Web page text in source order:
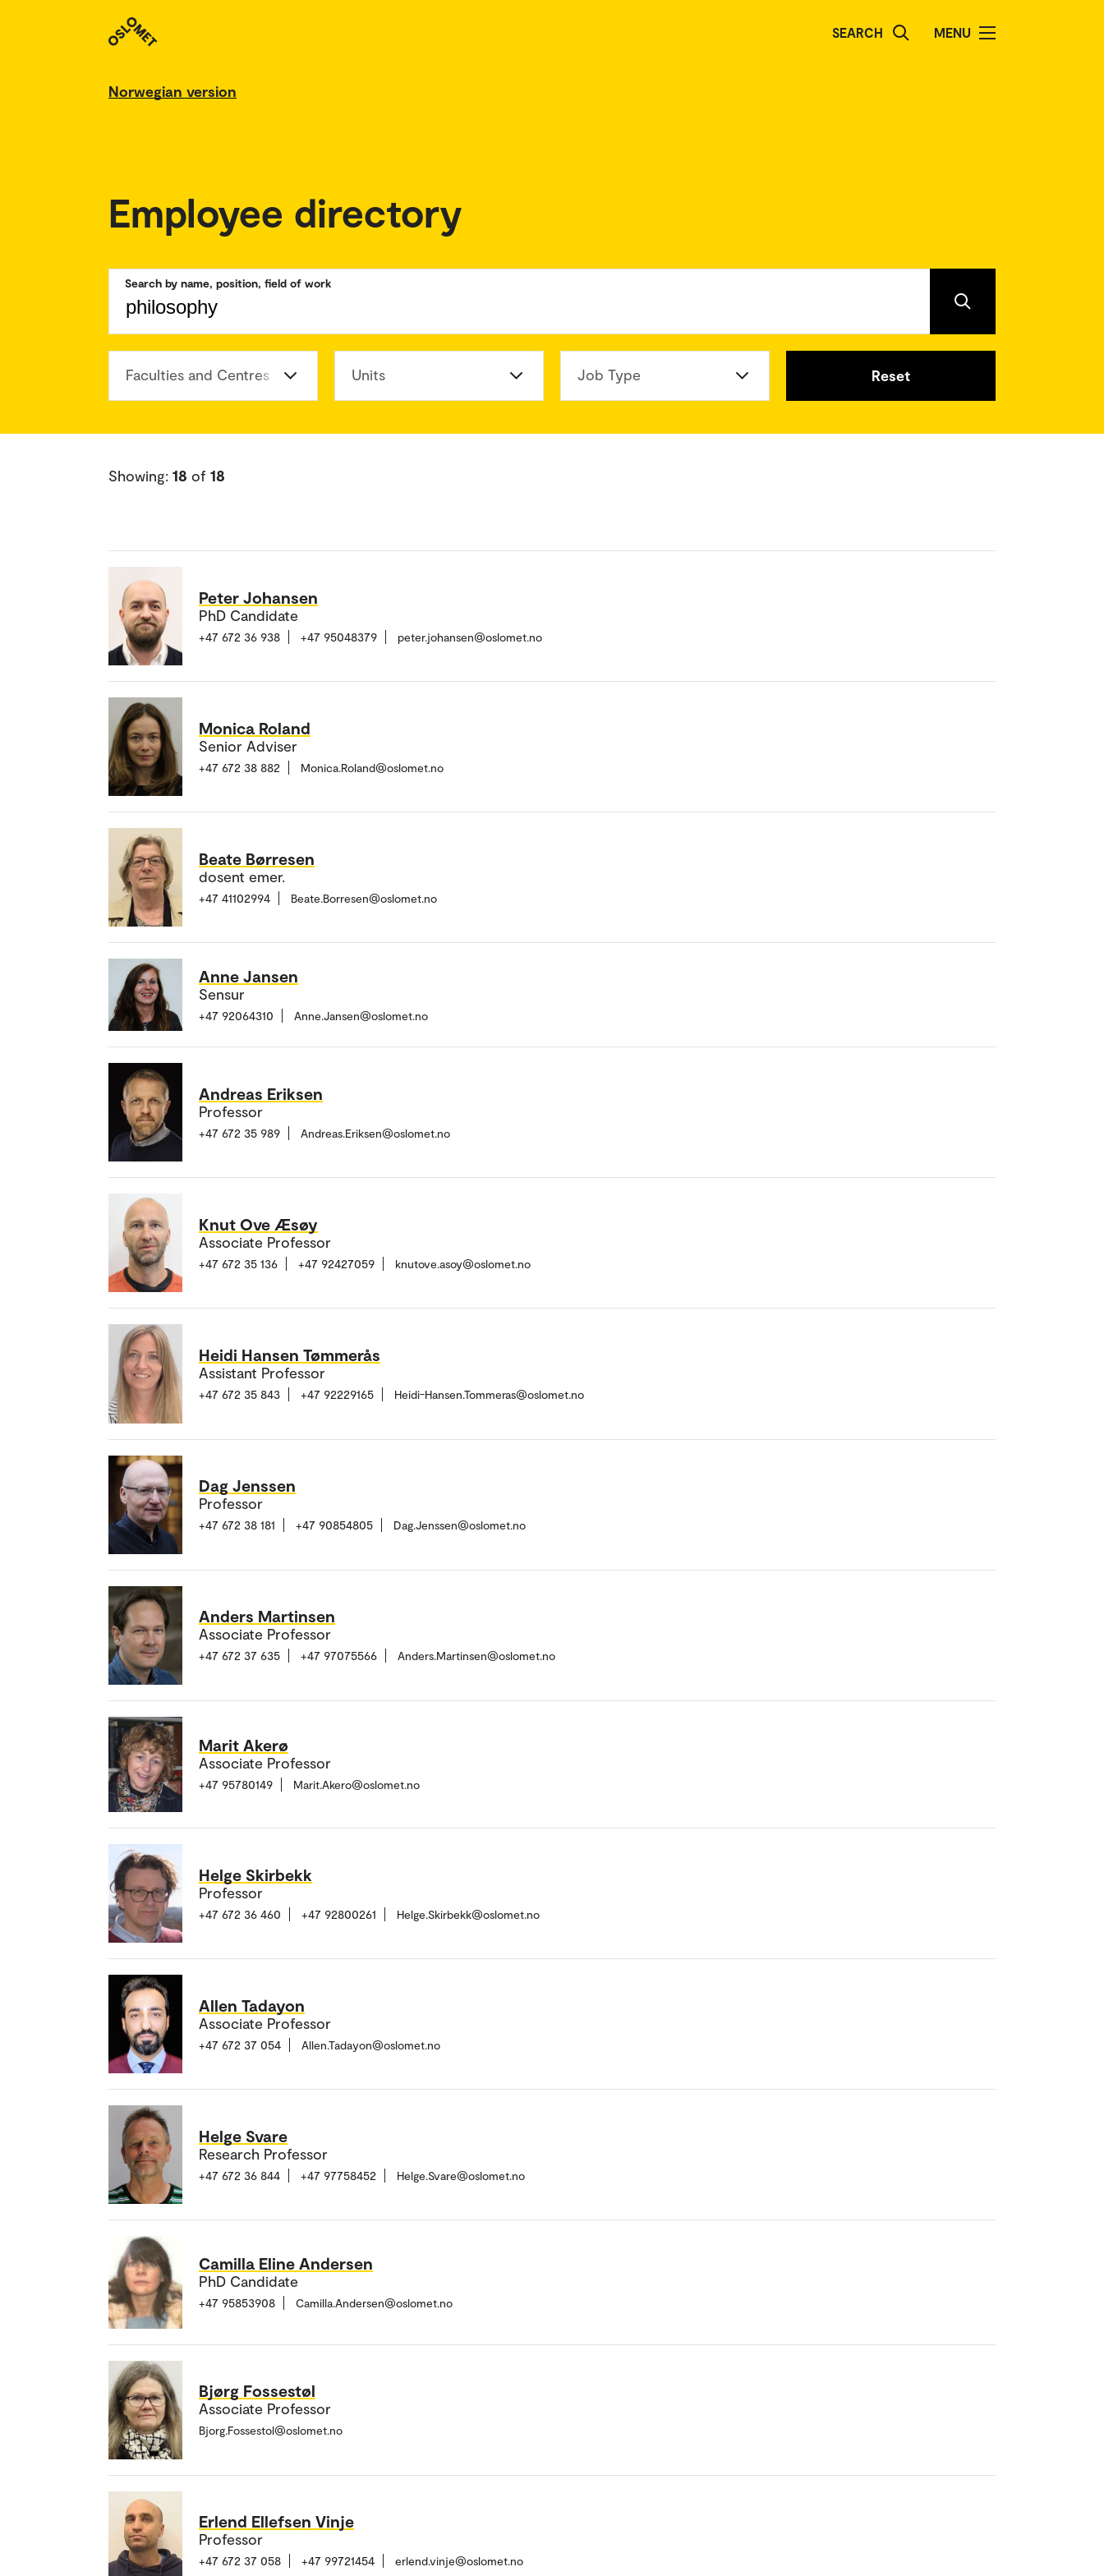
SEARCH MENU
Norwegian version
Employee directory
Search by name, position, field of work
Faculties and Centres Units Job Type Reset
Showing: 18 of 18
Peter Johansen
PhD Candidate
+47 672 36 938 +47 95048379 peter.johansen@oslomet.no
Monica Roland
Senior Adviser
+47 672 38 882 Monica.Roland@oslomet.no
Beate Børresen
dosent emer.
+47 41102994 Beate.Borresen@oslomet.no
Anne Jansen
Sensur
+47 92064310 Anne.Jansen@oslomet.no
Andreas Eriksen
Professor
+47 672 35 989 Andreas.Eriksen@oslomet.no
Knut Ove Æsøy
Associate Professor
+47 672 35 136 +47 92427059 knutove.asoy@oslomet.no
Heidi Hansen Tømmerås
Assistant Professor
+47 672 35 843 +47 92229165 Heidi-Hansen.Tommeras@oslomet.no
Dag Jenssen
Professor
+47 672 38 181 +47 90854805 Dag.Jenssen@oslomet.no
Anders Martinsen
Associate Professor
+47 672 37 635 +47 97075566 Anders.Martinsen@oslomet.no
Marit Akerø
Associate Professor
+47 95780149 Marit.Akero@oslomet.no
Helge Skirbekk
Professor
+47 672 36 460 +47 92800261 Helge.Skirbekk@oslomet.no
Allen Tadayon
Associate Professor
+47 672 37 054 Allen.Tadayon@oslomet.no
Helge Svare
Research Professor
+47 672 36 844 +47 97758452 Helge.Svare@oslomet.no
Camilla Eline Andersen
PhD Candidate
+47 95853908 Camilla.Andersen@oslomet.no
Bjørg Fossestøl
Associate Professor
Bjorg.Fossestol@oslomet.no
Erlend Ellefsen Vinje
Professor
+47 672 37 058 +47 99721454 erlend.vinje@oslomet.no